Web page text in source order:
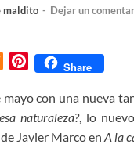
maldito - Dejar un
M
n
e
a
P
n
t
e
Share
mayo con una nueva
naturaleza?, lo
Javier Marco en A la